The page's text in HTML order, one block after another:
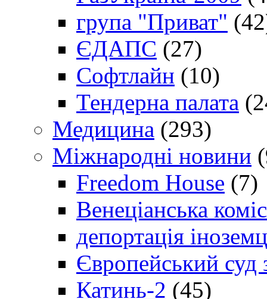
група "Приват"
ЄДАПС (27)
Софтлайн (10)
Тендерна палата
Медицина (293)
Міжнародні новини
Freedom House (7)
Венеціанська
депортація
Європейський
Катинь-2 (45)